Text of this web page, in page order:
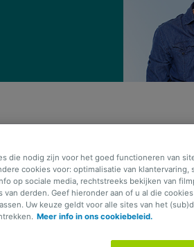
documenten steeds bij de
communicatie.
AG
die nodig zijn voor het goed functioneren van
cookies voor: optimalisatie van
op sociale media, rechtstreeks bekijken van
van derden. Geef hieronder aan of u al die
Uw keuze geldt voor alle sites van het
Meer info in ons cookiebeleid.